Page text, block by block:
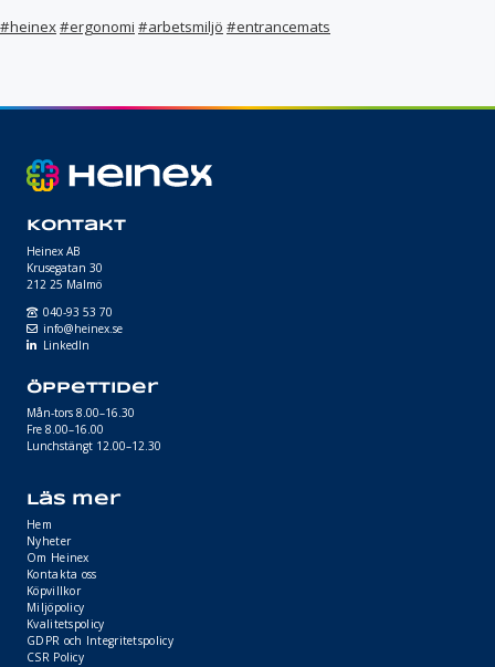
#heinex#ergonomi #arbetsmiljö #entrancemats
Kontakt
Heinex AB
Krusegatan 30
212 25 Malmö
040-93 53 70
info@heinex.se
LinkedIn
Öppettider
Mån-tors 8.00–16.30
Fre 8.00–16.00
Lunchstängt 12.00–12.30
Läs mer
Hem
Nyheter
Om Heinex
Kontakta oss
Köpvillkor
Miljöpolicy
Kvalitetspolicy
GDPR och Integritetspolicy
CSR Policy